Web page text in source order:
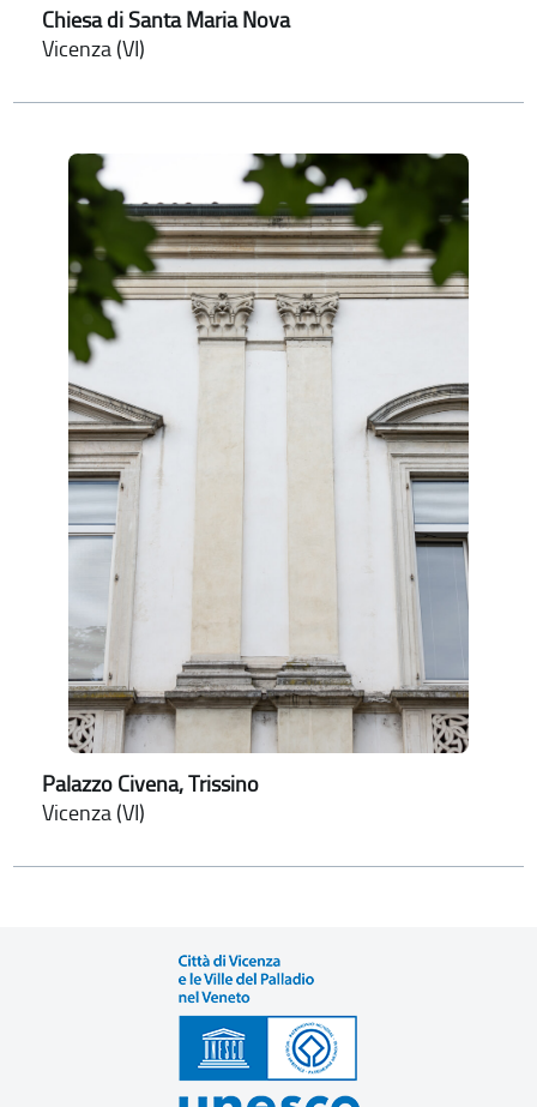
Chiesa di Santa Maria Nova
Vicenza (VI)
Palazzo Civena, Trissino
Vicenza (VI)